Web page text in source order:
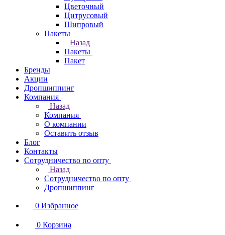
Цветочный
Цитрусовый
Шипровый
Пакеты
Назад
Пакеты
Пакет
Бренды
Акции
Дропшиппинг
Компания
Назад
Компания
О компании
Оставить отзыв
Блог
Контакты
Сотрудничество по опту
Назад
Сотрудничество по опту
Дропшиппинг
0 Избранное
0 Корзина